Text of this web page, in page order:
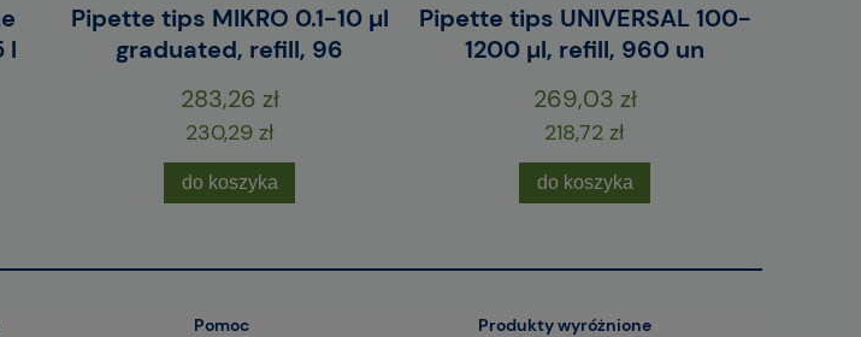
l
Pipette tips MIKRO 0.1-10 µl
graduated, refill, 96
283,26 zł
230,29 zł
do koszyka
Pipette tips UNIVERSAL 100-
1200 µl, refill, 960 un
269,03 zł
218,72 zł
do koszyka
Pomoc Produkty wyróżnione